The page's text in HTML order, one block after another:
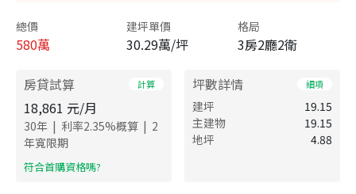
總價
580萬
建坪單價
30.29萬/坪
格局
3房2廳2衛
房貸試算 計算
18,861 元/月
30年 | 利率2.35%概算 | 2
年寬限期
​符合首購資格嗎?
坪數詳情 細項
建坪
19.15
主建物
19.15
地坪
4.88